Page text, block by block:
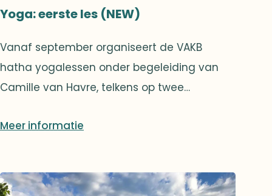
Yoga: eerste les (NEW)
Vanaf september organiseert de VAKB
hatha yogalessen onder begeleiding van
Camille van Havre, telkens op twee
veel meer dan enkel een fysieke activiteit:
lichaam en geest. De hatha yogasessies
Meer informatie